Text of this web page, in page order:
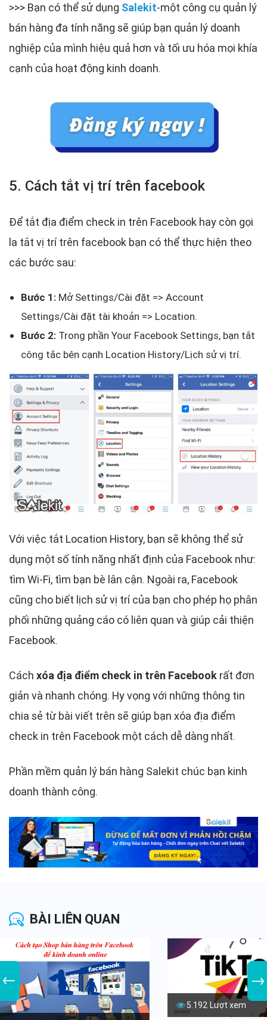
>>> Bạn có thể sử dụng Salekit-một công cụ quản lý
bán hàng đa tính năng sẽ giúp bạn quản lý doanh
nghiệp của mình hiệu quả hơn và tối ưu hóa mọi khía
cạnh của hoạt động kinh doanh.
5. Cách tắt vị trí trên facebook
Để tắt địa điểm check in trên Facebook hay còn gọi
la tắt vị trí trên facebook bạn có thể thực hiện theo
các bước sau:
Bước 1: Mở Settings/Cài đặt => Account
Settings/Cài đặt tài khoản => Location.
Bước 2: Trong phần Your Facebook Settings, bạn tắt
công tắc bên cạnh Location History/Lịch sử vị trí.
Với việc tắt Location History, bạn sẽ không thể sử
dụng một số tính năng nhất định của Facebook như:
tìm Wi-Fi, tìm bạn bè lân cận. Ngoài ra, Facebook
cũng cho biết lịch sử vị trí của bạn cho phép họ phân
phối những quảng cáo có liên quan và giúp cải thiện
Facebook.
Cách xóa địa điểm check in trên Facebook rất đơn
giản và nhanh chóng. Hy vọng với những thông tin
chia sẻ từ bài viết trên sẽ giúp bạn xóa địa điểm
check in trên Facebook một cách dễ dàng nhất.
Phần mềm quản lý bán hàng Salekit chúc bạn kinh
doanh thành công.
BÀI LIÊN QUAN
5.192 Lượt xem